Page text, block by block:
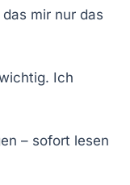
mir nur das
Ich
– sofort lesen